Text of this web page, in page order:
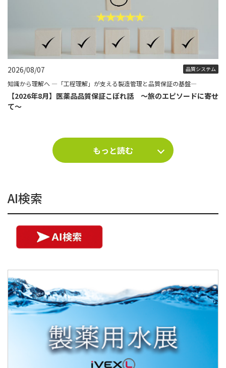
2026/08/07 品質システム
知識から理解へ ―「工程理解」が支える製造管理と品質保証の基盤―
【2026年8月】医薬品品質保証こぼれ話 ～旅のエピソードに寄せ
て～
もっと読む
AI検索